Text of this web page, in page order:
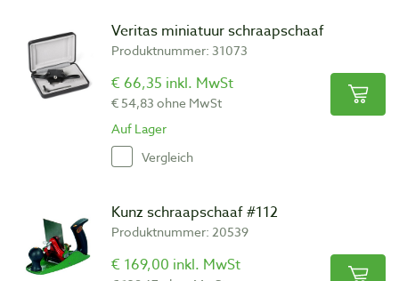
Veritas miniatuur schraapschaaf
Produktnummer: 31073
€ 66,35 inkl. MwSt
€ 54,83 ohne MwSt
Auf Lager
Vergleich
Kunz schraapschaaf #112
Produktnummer: 20539
€ 169,00 inkl. MwSt